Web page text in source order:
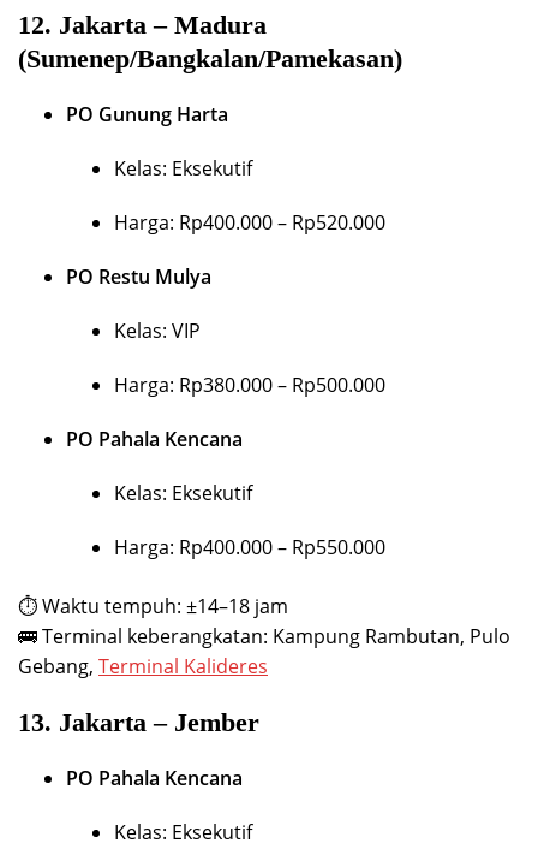
12. Jakarta – Madura
(Sumenep/Bangkalan/Pamekasan)
PO Gunung Harta
Kelas: Eksekutif
Harga: Rp400.000 – Rp520.000
PO Restu Mulya
Kelas: VIP
Harga: Rp380.000 – Rp500.000
PO Pahala Kencana
Kelas: Eksekutif
Harga: Rp400.000 – Rp550.000
⏱ Waktu tempuh: ±14–18 jam
🚌 Terminal keberangkatan: Kampung Rambutan, Pulo
Gebang, Terminal Kalideres
13. Jakarta – Jember
PO Pahala Kencana
Kelas: Eksekutif